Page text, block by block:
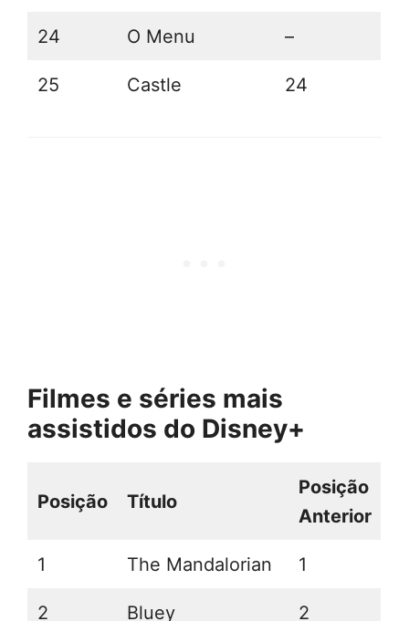
24 O Menu –
25 Castle 24
Filmes e séries mais
assistidos do Disney+
Posição Título
Posição
Anterior
1 The Mandalorian 1
2 Bluey 2